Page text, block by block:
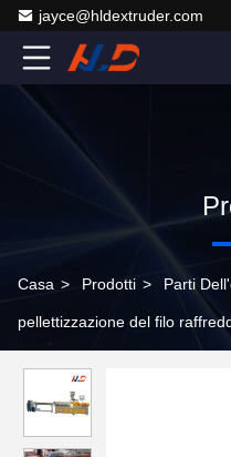
jayce@hldextruder.com
Casa > Prodotti > Parti
pellettizzazione del filo